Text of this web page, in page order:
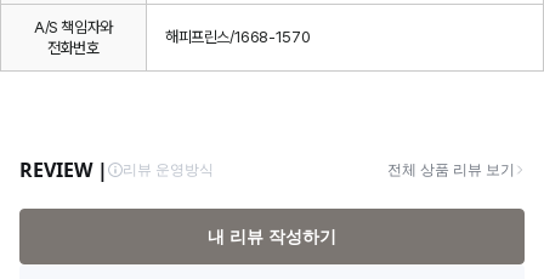
A/S 책임자와
전화번호
해피프린스/1668-1570